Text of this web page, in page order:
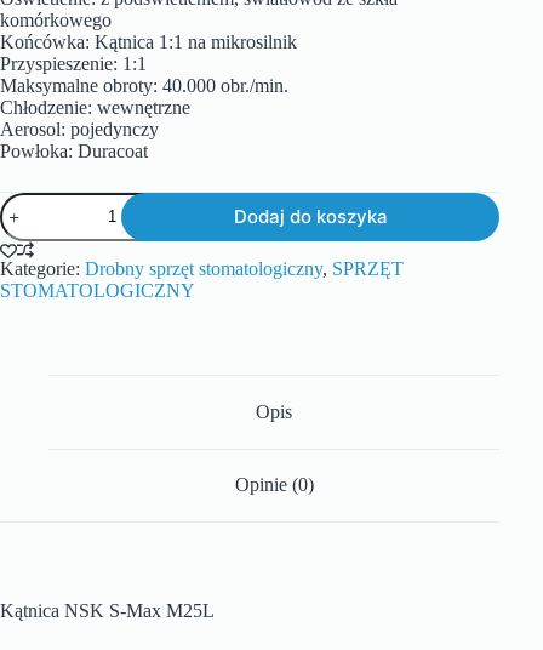
komórkowego
Końcówka: Kątnica 1:1 na mikrosilnik
Przyspieszenie: 1:1
Maksymalne obroty: 40.000 obr./min.
Chłodzenie: wewnętrzne
Aerosol: pojedynczy
Powłoka: Duracoat
Dodaj do koszyka
Kategorie: Drobny sprzęt stomatologiczny, SPRZĘT
STOMATOLOGICZNY
Opis
Opinie (0)
Kątnica NSK S-Max M25L